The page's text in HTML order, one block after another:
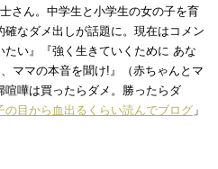
さん。中学生と小学生の女の子を育
なダメ出しが話題に。現在はコメン
い』『強く生きていくために あな
ママの本音を聞け!』（赤ちゃんとマ
嘩は買ったらダメ。勝ったらダ
の目から血出るくらい読んでブログ 」